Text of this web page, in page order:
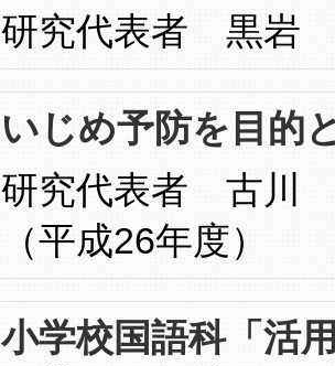
研究代表者 黒岩
いじめ予防を目的
研究代表者 古川
（平成26年度）
小学校国語科「活